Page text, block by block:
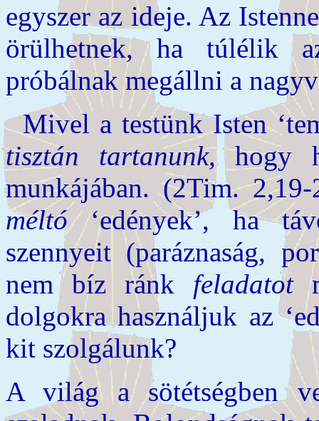
egyszer az ideje. Az
örülhetnek, ha túlélik
próbálnak megállni a
Mivel a testünk Isten
tisztán tartanunk, hogy
munkájában. (2Tim.
méltó‘edények’, ha
szennyeit (paráznaság,
nem bíz ránk feladatot
dolgokra használjuk az
kit szolgálunk?
A világ a sötétségben